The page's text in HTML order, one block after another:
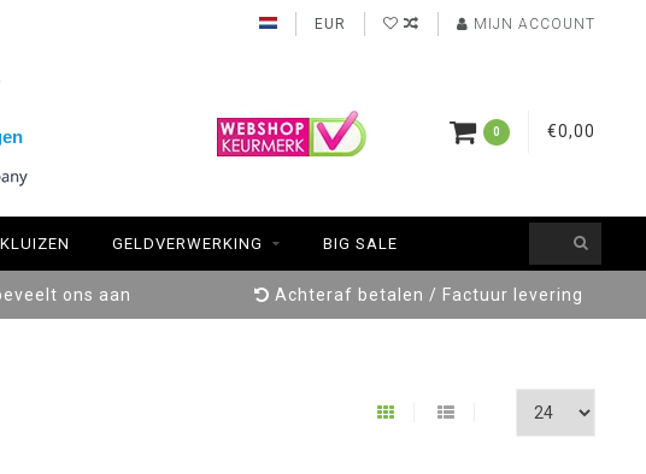
EUR MIJN ACCOUNT
0 €0,00
GELDVERWERKING BIG SALE
ons aan Achteraf betalen / Factuur levering